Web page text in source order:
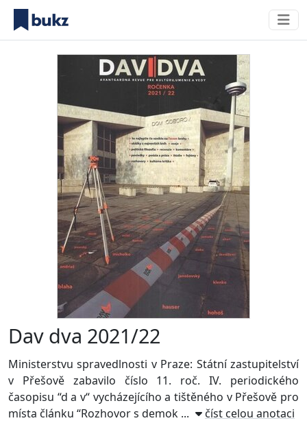
Dav dva 2021/22
Ministerstvu spravedlnosti v Praze: Státní zastupitelství
v Přešově zabavilo číslo 11. roč. IV. periodického
časopisu “d a v“ vycházejícího a tištěného v Přešově pro
místa článku “Rozhovor s demok ...
číst celou anotaci